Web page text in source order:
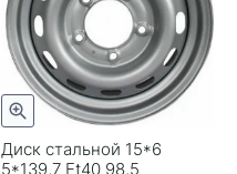
Диск стальной 15*6
5*139,7 Et40 98,5